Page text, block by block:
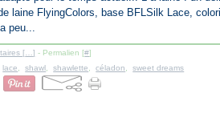
laine FlyingColors, base BFLSilk Lace,
peu...
[ …] - Permalien [#]
,lace ,shawl ,shawlette ,céladon ,sweet dreams